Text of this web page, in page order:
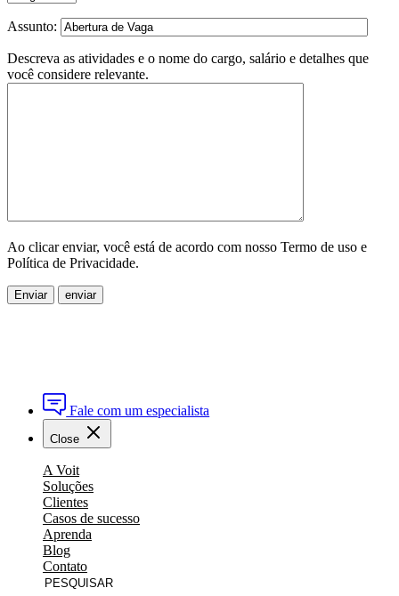
Assunto:
Descreva as atividades e o nome do cargo, salário e detalhes que
você considere relevante.
Ao clicar enviar, você está de acordo com nosso Termo de uso e
Política de Privacidade.
Enviar
Fale com um especialista
Close
A Voit
Soluções
Clientes
Casos de sucesso
Aprenda
Blog
Contato